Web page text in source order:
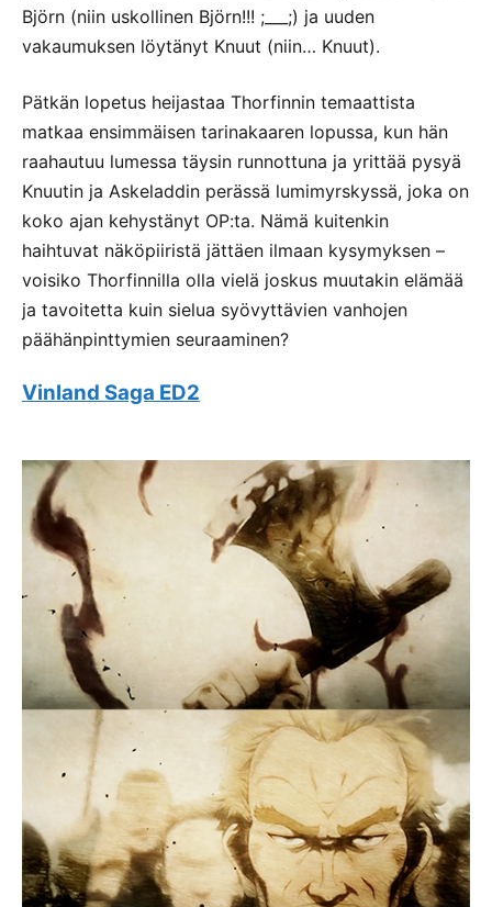
Björn (niin uskollinen Björn!!! ;___;) ja uuden
vakaumuksen löytänyt Knuut (niin… Knuut).
Pätkän lopetus heijastaa Thorfinnin temaattista
matkaa ensimmäisen tarinakaaren lopussa, kun hän
raahautuu lumessa täysin runnottuna ja yrittää pysyä
Knuutin ja Askeladdin perässä lumimyrskyssä, joka on
koko ajan kehystänyt OP:ta. Nämä kuitenkin
haihtuvat näköpiiristä jättäen ilmaan kysymyksen –
voisiko Thorfinnilla olla vielä joskus muutakin elämää
ja tavoitetta kuin sielua syövyttävien vanhojen
päähänpinttymien seuraaminen?
Vinland Saga ED2